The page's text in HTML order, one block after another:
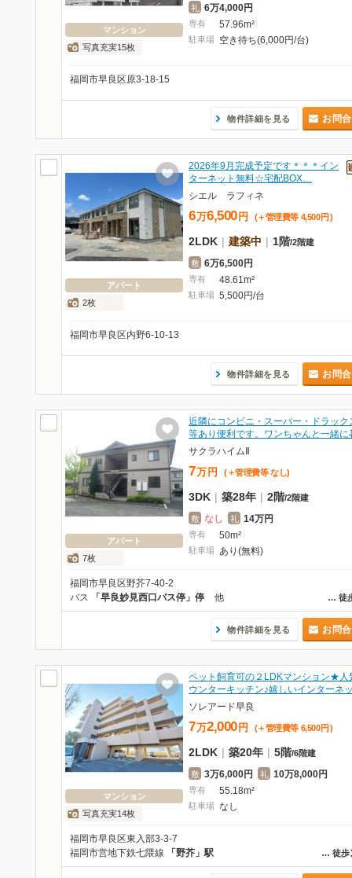
マンション
写真充実15枚
礼 6万4,000円
専有 57.96m²
駐車場 空き待ち(6,000円/台)
福岡市早良区原3-18-15
物件詳細を見る お問
アパート
2枚
2026年9月完成予定です＊＊＊イン
ターネット無料☆宅配BOX…
シエル ラフィネ
6万6,500 円 (＋管理費等 4,500 円 )
2LDK | 建築中 | 1階/2階建
敷 6万6,500円
専有 48.61m²
駐車場 5,500円/台
福岡市早良区内野6-10-13
物件詳細を見る お問
アパート
7枚
近隣にコンビニ・スーパー・ドラック
等あり便利です。ワンちゃんと一緒
サクラハイムⅡ
7万 円 (＋管理費等 なし)
3DK | 築28年 | 2階/2階建
敷 なし 礼 14万円
専有 50m²
駐車場 あり(無料)
福岡市早良区野芥7-40-2
… 徒
バス 「早良妙見西口バス停」停 他
物件詳細を見る お問
マンション
写真充実14枚
ペット飼育可の２LDKマンション★人
ウンターキッチン♪嬉しいインターネ
ソレアード早良
7万2,000 円 (＋管理費等 6,500 円 )
2LDK | 築20年 | 5階/6階建
敷 3万6,000円 礼 10万8,000円
専有 55.18m²
駐車場 なし
福岡市早良区東入部3-3-7
… 徒歩
福岡市営地下鉄七隈線 「野芥」駅